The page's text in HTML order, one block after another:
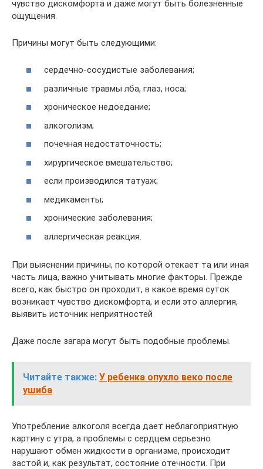
чувство дискомфорта и даже могут быть болезненные
ощущения.
Причины могут быть следующими:
сердечно-сосудистые заболевания;
различные травмы лба, глаз, носа;
хроническое недоедание;
алкоголизм;
почечная недостаточность;
хирургическое вмешательство;
если производился татуаж;
медикаменты;
хронические заболевания;
аллергическая реакция.
При выяснении причины, по которой отекает та или иная
часть лица, важно учитывать многие факторы. Прежде
всего, как быстро он проходит, в какое время суток
возникает чувство дискомфорта, и если это аллергия,
выявить источник неприятностей
Даже после загара могут быть подобные проблемы.
Читайте также: У ребенка опухло веко после
ушиба
Употребление алкоголя всегда дает неблагоприятную
картину с утра, а проблемы с сердцем серьезно
нарушают обмен жидкости в организме, происходит
застой и, как результат, состояние отечности. При